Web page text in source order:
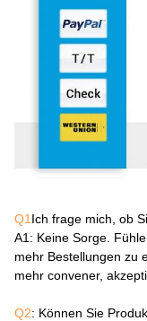
Q1 Ich frage mich, ob
A1 : Keine Sorge.
mehr Bestellungen zu
mehr convener,
Q2: Können Sie